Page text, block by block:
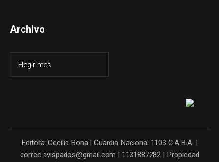
Archivo
Editora: Cecilia Bona | Guardia Nacional 1103 C.A.B.A. |
correo.avispados@gmail.com | 1131887282 | Propiedad